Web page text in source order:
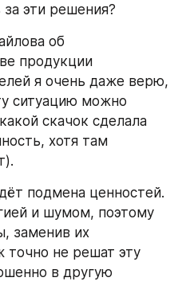
эти решения?
об
продукции
я очень даже верю,
ситуацию можно
скачок сделала
хотя там
подмена ценностей.
и шумом, поэтому
заменив их
точно не решат эту
в другую